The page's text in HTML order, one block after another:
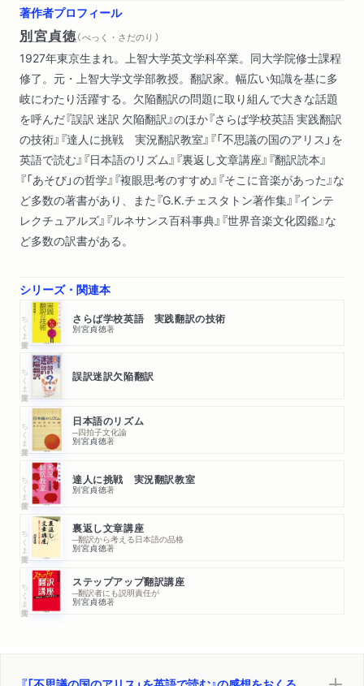
著作者プロフィール
別宮貞徳（ べっく・さだのり ）
1927年東京生まれ。上智大学英文学科卒業。同大学院修士課程
修了。元・上智大学文学部教授。翻訳家。幅広い知識を基に多
岐にわたり活躍する。欠陥翻訳の問題に取り組んで大きな話題
を呼んだ『誤訳 迷訳 欠陥翻訳』のほか『さらば学校英語 実践翻訳
の技術』『達人に挑戦 実況翻訳教室』『「不思議の国のアリス」を
英語で読む』『日本語のリズム』『裏返し文章講座』『翻訳読本』
『「あそび」の哲学』『複眼思考のすすめ』『そこに音楽があった』な
ど多数の著書があり、また『G.K.チェスタトン著作集』『インテ
レクチュアルズ』『ルネサンス百科事典』『世界音楽文化図鑑』な
ど多数の訳書がある。
シリーズ・関連本
ちくま学芸文庫 さらば学校英語 実践翻訳の技術
別宮貞徳著
ちくま学芸文庫 誤訳迷訳欠陥翻訳
ちくま学芸文庫 日本語のリズム
─四拍子文化論
別宮貞徳著
ちくま学芸文庫 達人に挑戦 実況翻訳教室
別宮貞徳著
ちくま学芸文庫 裏返し文章講座
─翻訳から考える日本語の品格
別宮貞徳著
ちくま学芸文庫 ステップアップ翻訳講座
─翻訳者にも説明責任が
別宮貞徳著